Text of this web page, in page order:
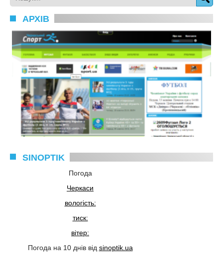
АРХІВ
SINOPTIK
Погода
Черкаси
вологість:
тиск:
вітер:
Погода на 10 днів від sinoptik.ua